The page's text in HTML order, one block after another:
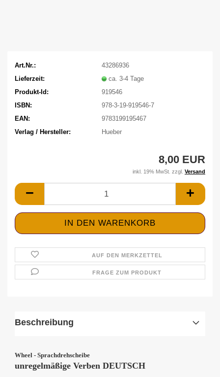
Art.Nr.:
43286936
Lieferzeit:
ca. 3-4 Tage
Produkt-Id:
919546
ISBN:
978-3-19-919546-7
EAN:
9783199195467
Verlag / Hersteller:
Hueber
8,00 EUR
inkl. 19% MwSt. zzgl. Versand
AUF DEN MERKZETTEL
FRAGE ZUM PRODUKT
Beschreibung
Wheel - Sprachdrehscheibe
unregelmäßige Verben DEUTSCH